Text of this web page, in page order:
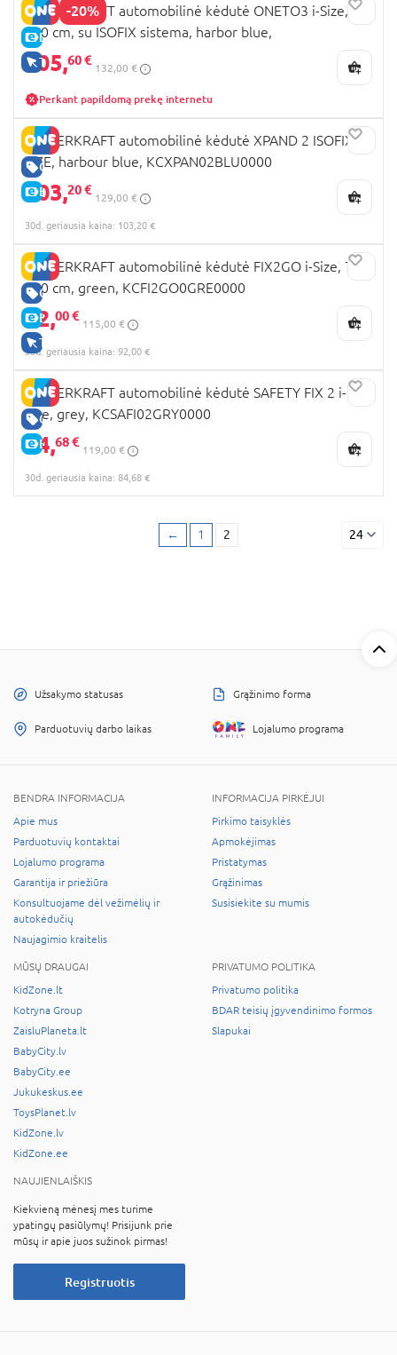
-20%
E-KAINA
TIK INTERNETU
KINDERKRAFT automobilinė kėdutė ONETO3 i-Size, 76-
150 cm, su ISOFIX sistema, harbor blue,
KCONE300BLU0000
105,60 €
132,00 €
Perkant papildomą prekę internetu
GERA KAINA
E-KAINA
KINDERKRAFT automobilinė kėdutė XPAND 2 ISOFIX I-
SIZE, harbour blue, KCXPAN02BLU0000
103,20 €
129,00 €
30d. geriausia kaina: 103,20 €
GERA KAINA
E-KAINA
TIK INTERNETU
KINDERKRAFT automobilinė kėdutė FIX2GO i-Size, 76-
150 cm, green, KCFI2GO0GRE0000
92,00 €
115,00 €
30d. geriausia kaina: 92,00 €
GERA KAINA
E-KAINA
KINDERKRAFT automobilinė kėdutė SAFETY FIX 2 i-
Size, grey, KCSAFI02GRY0000
84,68 €
119,00 €
30d. geriausia kaina: 84,68 €
← 1 2 24
Užsakymo statusas Grąžinimo forma
Parduotuvių darbo laikas Lojalumo programa
BENDRA INFORMACIJA
Apie mus
Parduotuvių kontaktai
Lojalumo programa
Garantija ir priežiūra
Konsultuojame dėl vežimėlių ir
autokėdučių
Naujagimio kraitelis
INFORMACIJA PIRKĖJUI
Pirkimo taisyklės
Apmokėjimas
Pristatymas
Grąžinimas
Susisiekite su mumis
MŪSŲ DRAUGAI
KidZone.lt
Kotryna Group
ZaisluPlaneta.lt
BabyCity.lv
BabyCity.ee
Jukukeskus.ee
ToysPlanet.lv
KidZone.lv
KidZone.ee
PRIVATUMO POLITIKA
Privatumo politika
BDAR teisių įgyvendinimo formos
Slapukai
NAUJIENLAIŠKIS
Kiekvieną mėnesį mes turime
ypatingų pasiūlymų! Prisijunk prie
mūsų ir apie juos sužinok pirmas!
Registruotis